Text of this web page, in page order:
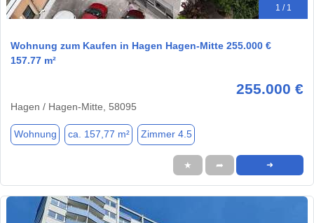
1 / 1
Wohnung zum Kaufen in Hagen Hagen-Mitte 255.000 €
157.77 m²
255.000 €
Hagen / Hagen-Mitte, 58095
Wohnung ca. 157,77 m² Zimmer 4.5
★ ➦ ➜